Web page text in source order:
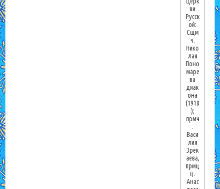
ви
Русск
ой:
Сщм
ч.
Нико
лая
Поно
маре
ва
диак
она
(1918
);
прмч
.
Васи
лия
Эрек
аева,
прмц
ц.
Анас